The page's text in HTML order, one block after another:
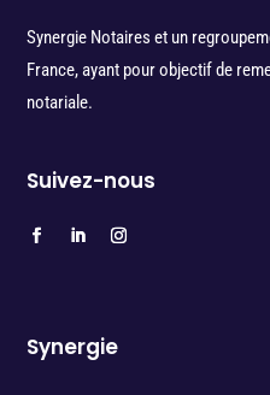
Synergie Notaires et un
France, ayant pour objectif de
notariale.
Suivez-nous
Synergie